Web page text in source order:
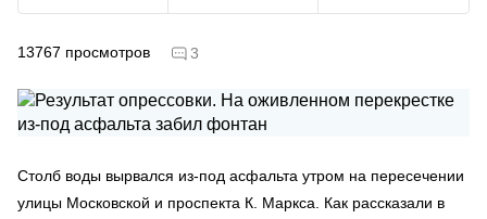
13767 просмотров 3
Столб воды вырвался из-под асфальта утром на пересечении
улицы Московской и проспекта К. Маркса. Как рассказали в